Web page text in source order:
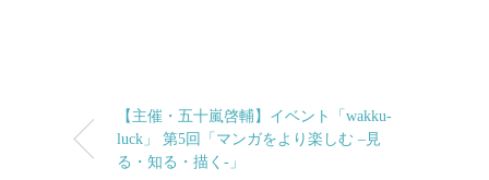
【主催・五十嵐啓輔】イベント「wakku-
luck」 第5回「マンガをより楽しむ –見
る・知る・描く-」